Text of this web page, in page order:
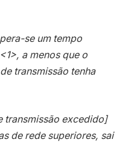
se um tempo
a menos que o
transmissão tenha
transmissão excedido]
de rede superiores, sai